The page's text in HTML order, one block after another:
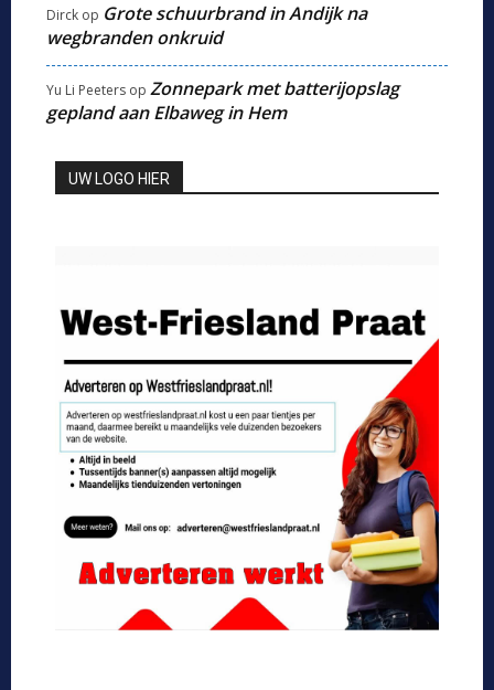
Dirck op Grote schuurbrand in Andijk na
wegbranden onkruid
Yu Li Peeters op Zonnepark met batterijopslag
gepland aan Elbaweg in Hem
UW LOGO HIER